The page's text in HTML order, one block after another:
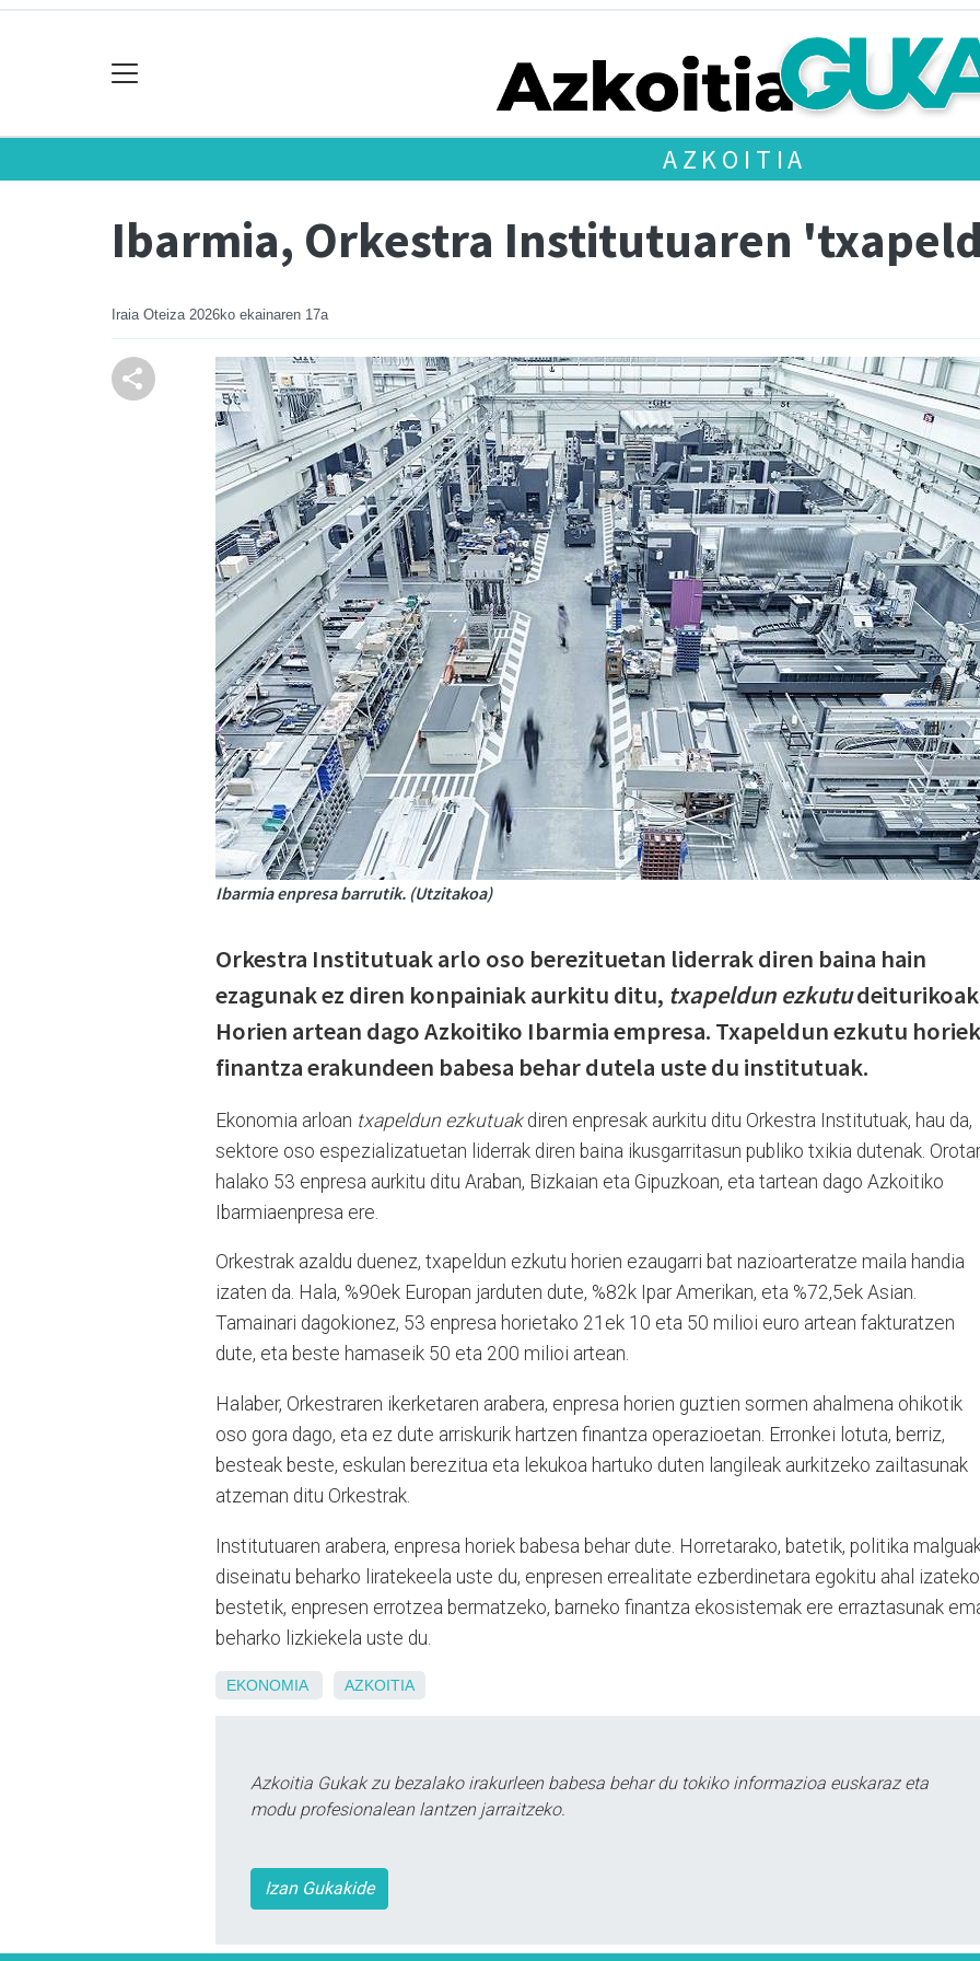
AZKOITIA
Ibarmia, Orkestra Institutuaren
Iraia Oteiza 2026ko ekainaren 17a
Ibarmia enpresa barrutik. (Utzitakoa)
Orkestra Institutuak arlo oso berezituetan liderrak diren baina hain
ezagunak ez diren konpainiak aurkitu ditu, txapeldun ezkutu
Horien artean dago Azkoitiko Ibarmia empresa. Txapeldun ezkutu horiek
finantza erakundeen babesa behar dutela uste du institutuak.
Ekonomia arloan txapeldun ezkutuak diren enpresak aurkitu ditu Orkestra Institutuak, hau da,
sektore oso espezializatuetan liderrak diren baina ikusgarritasun publiko txikia dutenak.
halako 53 enpresa aurkitu ditu Araban, Bizkaian eta Gipuzkoan, eta tartean dago Azkoitiko
Ibarmiaenpresa ere.
Orkestrak azaldu duenez, txapeldun ezkutu horien ezaugarri bat nazioarteratze maila handia
izaten da. Hala, %90ek Europan jarduten dute, %82k Ipar Amerikan, eta %72,5ek Asian.
Tamainari dagokionez, 53 enpresa horietako 21ek 10 eta 50 milioi euro artean fakturatzen
dute, eta beste hamaseik 50 eta 200 milioi artean.
Halaber, Orkestraren ikerketaren arabera, enpresa horien guztien sormen ahalmena ohikotik
oso gora dago, eta ez dute arriskurik hartzen finantza operazioetan. Erronkei lotuta, berriz,
besteak beste, eskulan berezitua eta lekukoa hartuko duten langileak aurkitzeko zailtasunak
atzeman ditu Orkestrak.
Institutuaren arabera, enpresa horiek babesa behar dute. Horretarako, batetik, politika
diseinatu beharko liratekeela uste du, enpresen errealitate ezberdinetara egokitu ahal
bestetik, enpresen errotzea bermatzeko, barneko finantza ekosistemak ere erraztasunak
beharko lizkiekela uste du.
EKONOMIA AZKOITIA
Azkoitia Gukak zu bezalako irakurleen babesa behar du tokiko informazioa euskaraz eta
modu profesionalean lantzen jarraitzeko.
Izan Gukakide